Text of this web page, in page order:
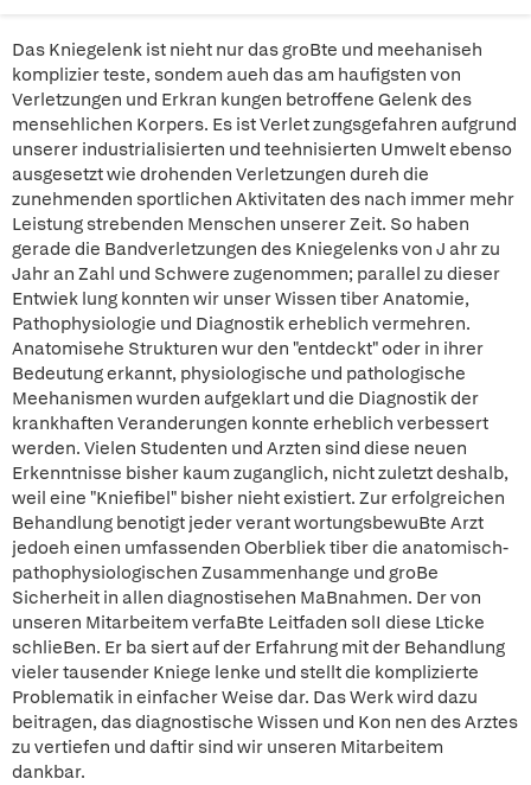
Das Kniegelenk ist nieht nur das groBte und meehaniseh
komplizier teste, sondem aueh das am haufigsten von
Verletzungen und Erkran kungen betroffene Gelenk des
mensehlichen Korpers. Es ist Verlet zungsgefahren aufgrund
unserer industrialisierten und teehnisierten Umwelt ebenso
ausgesetzt wie drohenden Verletzungen dureh die
zunehmenden sportlichen Aktivitaten des nach immer mehr
Leistung strebenden Menschen unserer Zeit. So haben
gerade die Bandverletzungen des Kniegelenks von J ahr zu
Jahr an Zahl und Schwere zugenommen; parallel zu dieser
Entwiek lung konnten wir unser Wissen tiber Anatomie,
Pathophysiologie und Diagnostik erheblich vermehren.
Anatomisehe Strukturen wur den "entdeckt" oder in ihrer
Bedeutung erkannt, physiologische und pathologische
Meehanismen wurden aufgeklart und die Diagnostik der
krankhaften Veranderungen konnte erheblich verbessert
werden. Vielen Studenten und Arzten sind diese neuen
Erkenntnisse bisher kaum zuganglich, nicht zuletzt deshalb,
weil eine "Kniefibel" bisher nieht existiert. Zur erfolgreichen
Behandlung benotigt jeder verant wortungsbewuBte Arzt
jedoeh einen umfassenden Oberbliek tiber die anatomisch-
pathophysiologischen Zusammenhange und groBe
Sicherheit in allen diagnostisehen MaBnahmen. Der von
unseren Mitarbeitem verfaBte Leitfaden solI diese Lticke
schlieBen. Er ba siert auf der Erfahrung mit der Behandlung
vieler tausender Kniege lenke und stellt die komplizierte
Problematik in einfacher Weise dar. Das Werk wird dazu
beitragen, das diagnostische Wissen und Kon nen des Arztes
zu vertiefen und daftir sind wir unseren Mitarbeitem
dankbar.